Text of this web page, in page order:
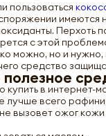
пользоваться
Перхоть
с этой
можно, но и
средство
в интернет-
всего
вызовет ожог